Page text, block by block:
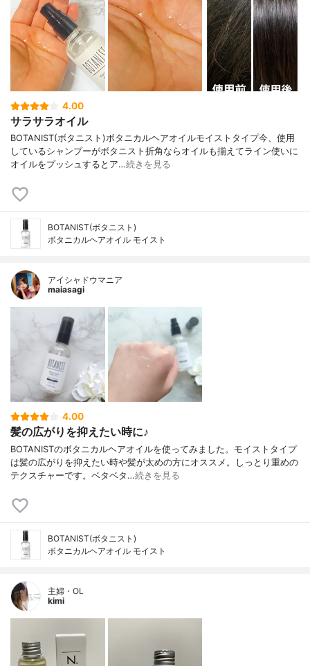
4.00
サラサラオイル
BOTANIST(ボタニスト)ボタニカルヘアオイルモイストタイプ今、使用
しているシャンプーがボタニスト折角ならオイルも揃えてライン使いに
オイルをプッシュするとア…続きを見る
BOTANIST(ボタニスト)
ボタニカルヘアオイル モイスト
アイシャドウマニア
maiasagi
4.00
髪の広がりを抑えたい時に♪
BOTANISTのボタニカルヘアオイルを使ってみました。モイストタイプ
は髪の広がりを抑えたい時や髪が太めの方にオススメ。しっとり重めの
テクスチャーです。ベタベタ…続きを見る
BOTANIST(ボタニスト)
ボタニカルヘアオイル モイスト
主婦・OL
kimi